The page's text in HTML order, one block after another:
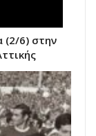
(2/6) στην